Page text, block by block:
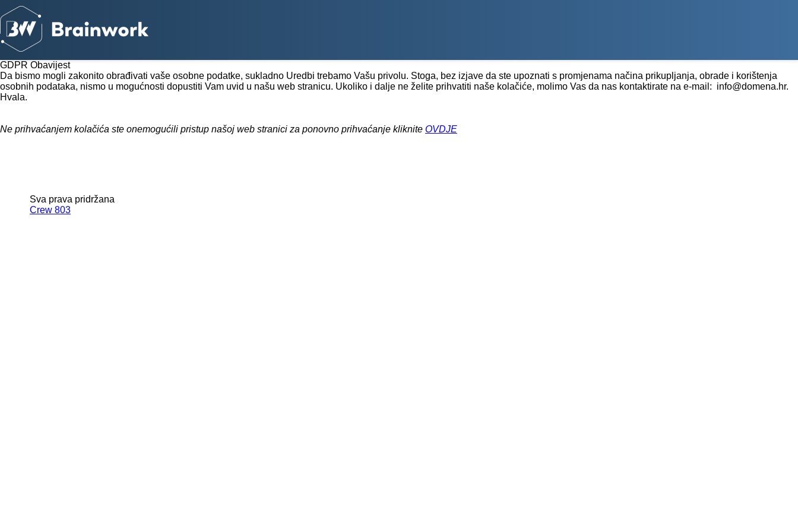
GDPR Obavijest
Da bismo mogli zakonito obrađivati vaše osobne podatke, sukladno Uredbi trebamo Vašu privolu. Stoga, bez izjave da ste upoznati s promjenama načina prikupljanja, obrade i korištenja
osobnih podataka, nismo u mogućnosti dopustiti Vam uvid u našu web stranicu. Ukoliko i dalje ne želite prihvatiti naše kolačiće, molimo Vas da nas kontaktirate na e-mail: info@domena.hr.
Hvala.
Ne prihvaćanjem kolačića ste onemogućili pristup našoj web stranici za ponovno prihvaćanje kliknite OVDJE
Sva prava pridržana
Crew 803